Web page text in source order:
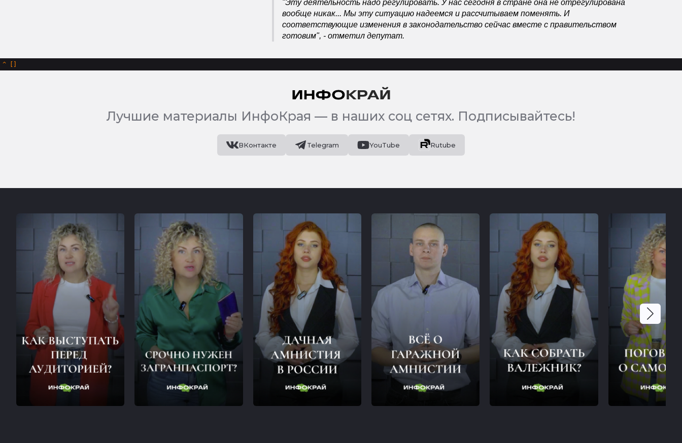
"Эту деятельность надо регулировать. У нас сегодня в стране она не отрегулирована
вообще никак... Мы эту ситуацию надеемся и рассчитываем поменять. И
соответствующие изменения в законодательство сейчас вместе с правительством
готовим", - отметил депутат.
^
Лучшие материалы ИнфоКрая — в наших соц сетях. Подписывайтесь!
ВКонтакте Telegram YouTube Rutube